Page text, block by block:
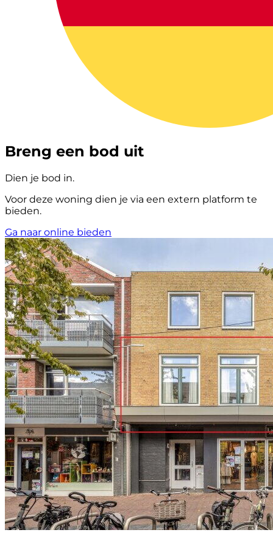
Breng een bod uit
Dien je bod in.
Voor deze woning dien je via een extern platform te
bieden.
Ga naar online bieden